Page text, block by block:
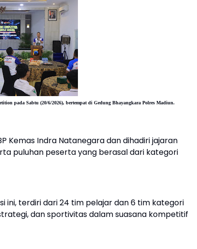
pada Sabtu (20/6/2026), bertempat di Gedung Bhayangkara Polres Madiun.
Kemas Indra Natanegara dan dihadiri jajaran
puluhan peserta yang berasal dari kategori
ini, terdiri dari 24 tim pelajar dan 6 tim kategori
dan sportivitas dalam suasana kompetitif